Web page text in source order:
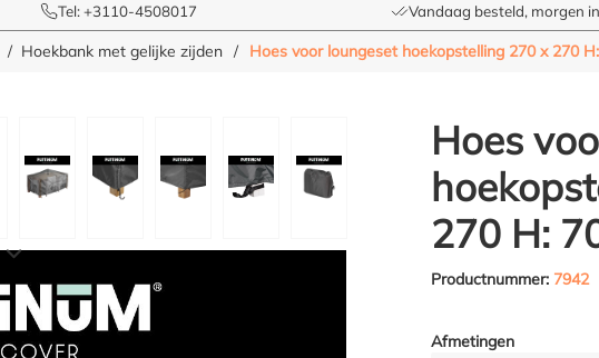
Tel: +3110-4508017 Vandaag besteld, morgen
Hoekbank met gelijke zijden / Hoes voor loungeset hoekopstelling 270 x 270
Hoes
270 H:
Productnummer: 7942
Afmetingen